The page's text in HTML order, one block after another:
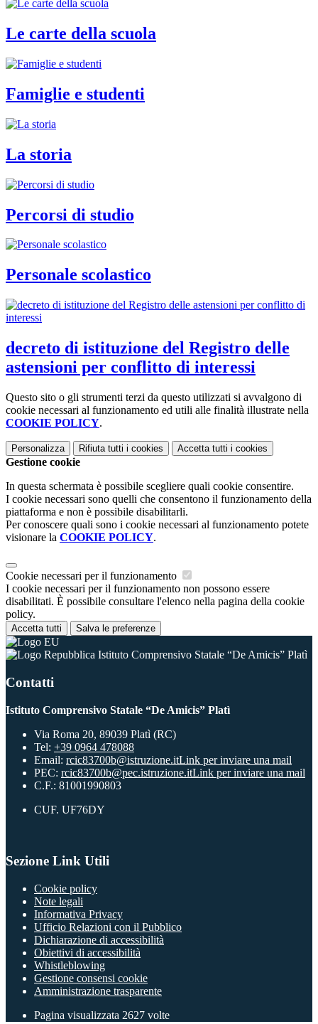
Le carte della scuola
Famiglie e studenti
La storia
Percorsi di studio
Personale scolastico
decreto di istituzione del Registro delle
astensioni per conflitto di interessi
Questo sito o gli strumenti terzi da questo utilizzati si avvalgono di
cookie necessari al funzionamento ed utili alle finalità illustrate nella
COOKIE POLICY.
Personalizza Rifiuta tutti i cookies Accetta tutti i cookies
Gestione cookie
In questa schermata è possibile scegliere quali cookie consentire.
I cookie necessari sono quelli che consentono il funzionamento della
piattaforma e non è possibile disabilitarli.
Per conoscere quali sono i cookie necessari al funzionamento potete
visionare la COOKIE POLICY.
Cookie necessari per il funzionamento
I cookie necessari per il funzionamento non possono essere
disabilitati. È possibile consultare l'elenco nella pagina della cookie
policy.
Accetta tutti Salva le preferenze
Istituto Comprensivo Statale “De Amicis” Platì
Contatti
Istituto Comprensivo Statale “De Amicis” Platì
Via Roma 20, 89039 Platì (RC)
Tel: +39 0964 478088
Email: rcic83700b@istruzione.itLink per inviare una mail
PEC: rcic83700b@pec.istruzione.itLink per inviare una mail
C.F.: 81001990803
CUF. UF76DY
Sezione Link Utili
Cookie policy
Note legali
Informativa Privacy
Ufficio Relazioni con il Pubblico
Dichiarazione di accessibilità
Obiettivi di accessibilità
Whistleblowing
Gestione consensi cookie
Amministrazione trasparente
Pagina visualizzata 2627 volte